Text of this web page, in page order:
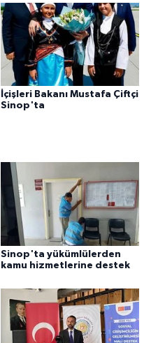
İçişleri Bakanı Mustafa Çiftçi
Sinop'ta
Sinop'ta yükümlülerden
kamu hizmetlerine destek